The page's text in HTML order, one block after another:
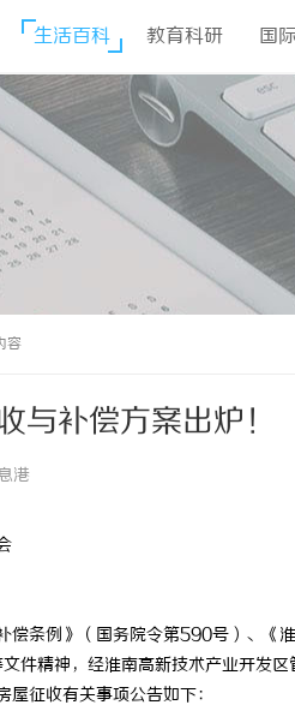
生活百科 教育科研 国
容
与补偿方案出炉！
港
偿条例》（国务院令第590号）、《
件精神，经淮南高新技术产业开发
征收有关事项公告如下：